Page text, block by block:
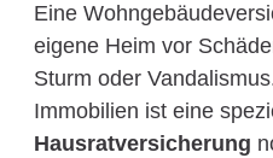
Eine
eigene Heim vor
Sturm oder
Immobilien ist eine
Hausratversicherung